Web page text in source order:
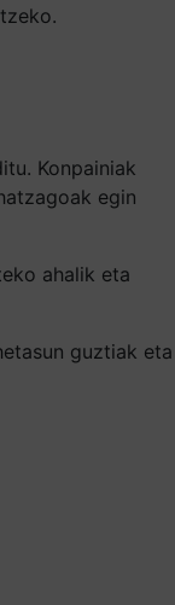
Konpainiak
egin
ahalik eta
guztiak eta